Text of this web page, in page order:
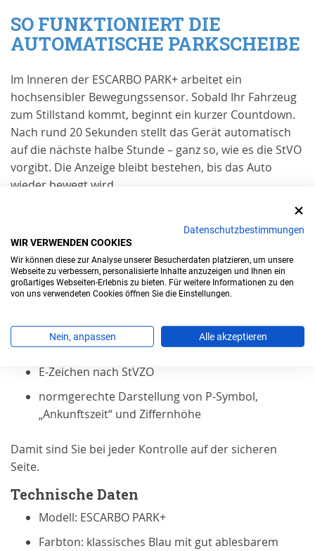
SO FUNKTIONIERT DIE
AUTOMATISCHE PARKSCHEIBE
Im Inneren der ESCARBO PARK+ arbeitet ein
hochsensibler Bewegungssensor. Sobald Ihr Fahrzeug
zum Stillstand kommt, beginnt ein kurzer Countdown.
Nach rund 20 Sekunden stellt das Gerät automatisch
auf die nächste halbe Stunde – ganz so, wie es die StVO
vorgibt. Die Anzeige bleibt bestehen, bis das Auto
wieder bewegt wird.
RECHTSKONFORM PARKEN –
GARANTIERT
Vorgaben:
geprüfte Typengenehmigung des KBA
E-Zeichen nach StVZO
normgerechte Darstellung von P-Symbol,
„Ankunftszeit“ und Ziffernhöhe
Damit sind Sie bei jeder Kontrolle auf der sicheren
Seite.
Technische Daten
Modell: ESCARBO PARK+
Farbton: klassisches Blau mit gut ablesbarem
Datenschutzbestimmungen
WIR VERWENDEN COOKIES
Wir können diese zur Analyse unserer Besucherdaten platzieren, um unsere
Webseite zu verbessern, personalisierte Inhalte anzuzeigen und Ihnen ein
großartiges Webseiten-Erlebnis zu bieten. Für weitere Informationen zu den
von uns verwendeten Cookies öffnen Sie die Einstellungen.
Nein, anpassen Alle akzeptieren